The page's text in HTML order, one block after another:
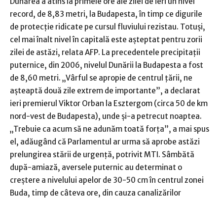
record, de 8,83 metri, la Budapesta, în timp ce digurile
de protecţie ridicate pe cursul fluviului rezistau. Totuşi,
cel mai înalt nivel în capitală este aşteptat pentru zorii
zilei de astăzi, relata AFP. La precedentele precipitaţii
puternice, din 2006, nivelul Dunării la Budapesta a fost
de 8,60 metri. „Vârful se apropie de centrul ţării, ne
aşteaptă două zile extrem de importante”, a declarat
ieri premierul Viktor Orban la Esztergom (circa 50 de km
nord-vest de Budapesta), unde şi-a petrecut noaptea.
„Trebuie ca acum să ne adunăm toată forţa”, a mai spus
el, adăugând că Parlamentul ar urma să aprobe astăzi
prelungirea stării de urgenţă, potrivit MTI. Sâmbătă
după-amiază, aversele puternic au determinat o
creştere a nivelului apelor de 30-50 cm în centrul zonei
Buda, timp de câteva ore, din cauza canalizărilor